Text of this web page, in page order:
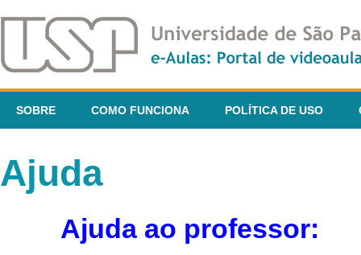
SOBRE COMO FUNCIONA POLÍTICA DE USO
Ajuda
Ajuda ao professor: